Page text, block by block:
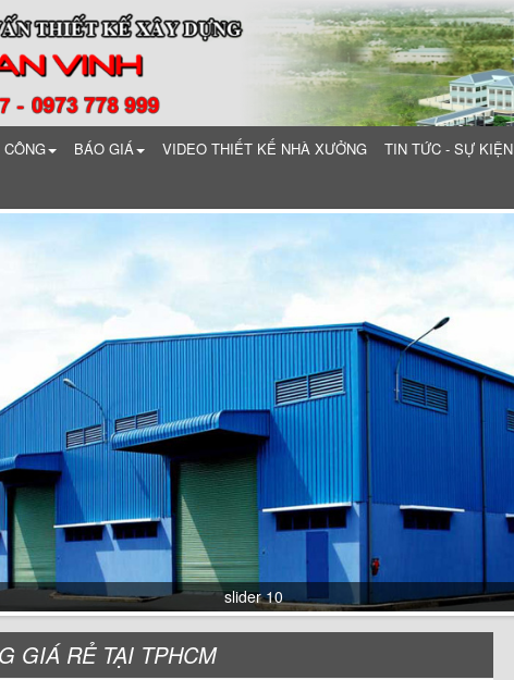
BÁO GIÁ VIDEO THIẾT KẾ NHÀ XƯỞNG TIN TỨC - SỰ KIỆN
slider 10
slider 9
GIÁ RẺ TẠI TPHCM